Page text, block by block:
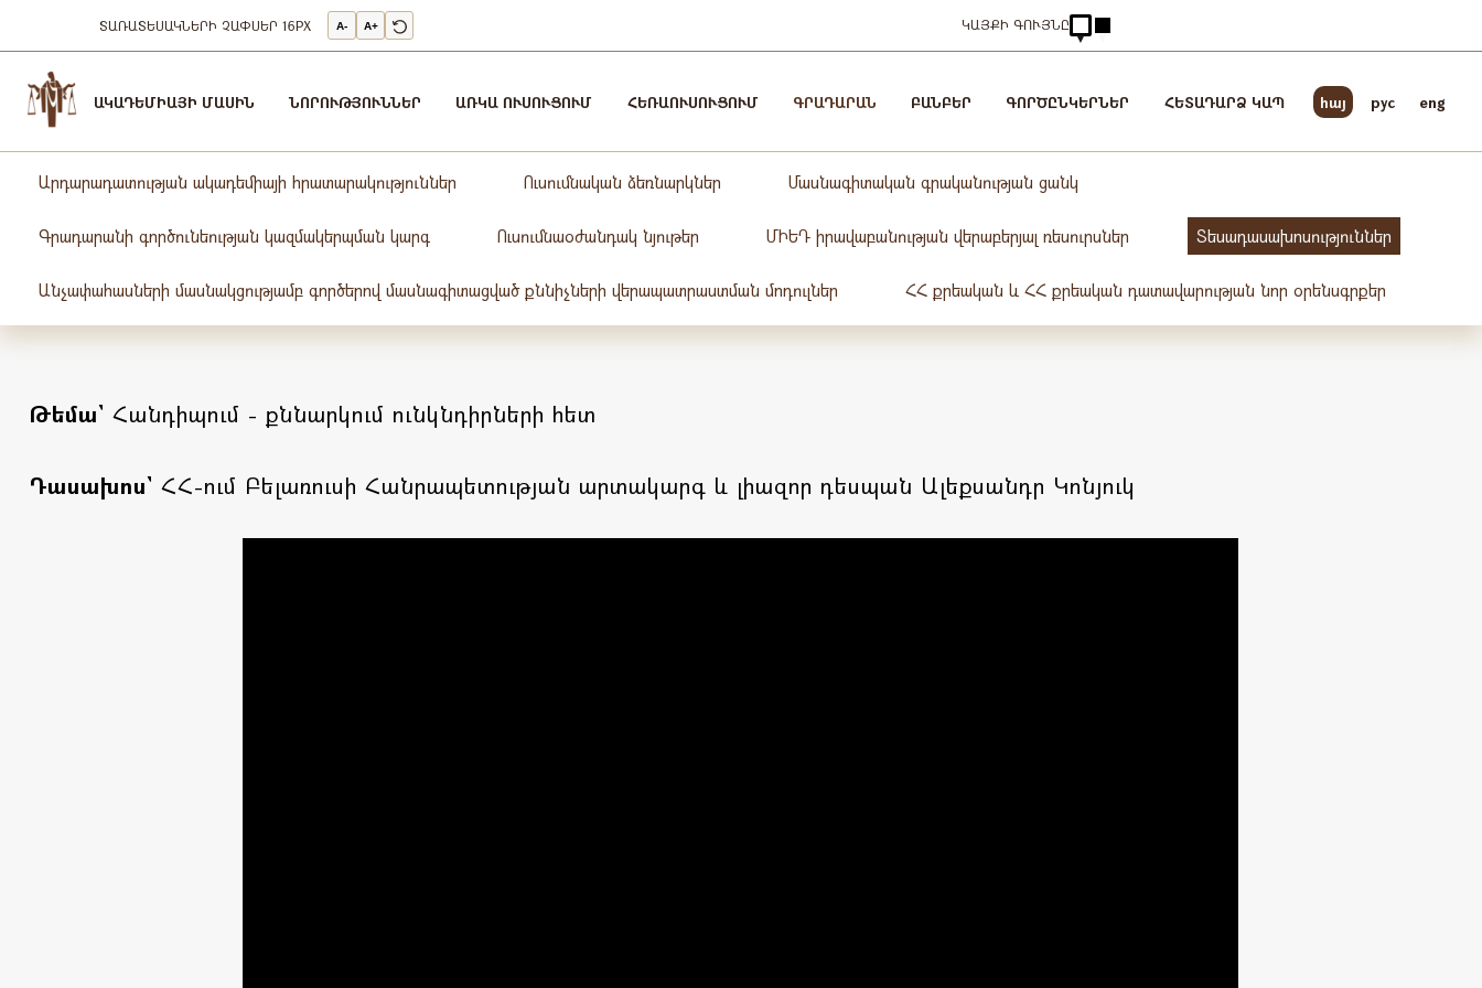
ՏԱՌԱՏԵՍԱԿՆԵՐԻ ՉԱՓՍԵՐ 16PX A- A+ ԿԱՅՔԻ ԳՈՒՅՆԸ
Ակադեմիա
-
ԱԿԱԴԵՄԻԱՅԻ ՄԱՍԻՆ ՆՈՐՈՒԹՅՈՒՆՆԵՐ ԱՌԿԱ ՈՒՍՈՒՑՈՒՄ ՀԵՌԱՈՒՍՈՒՑՈՒՄ ԳՐԱԴԱՐԱՆ ԲԱՆԲԵՐ ԳՈՐԾԸՆԿԵՐՆԵՐ ՀԵՏԱԴԱՐՁ ԿԱՊ հայ pyc eng
Արդարադատության ակադեմիայի հրատարակություններ Ուսումնական ձեռնարկներ Մասնագիտական գրականության ցանկ
Գրադարանի գործունեության կազմակերպման կարգ Ուսումնաօժանդակ նյութեր ՄԻԵԴ իրավաբանության վերաբերյալ ռեսուրսներ Տեսադասախոսություններ
Անչափահասների մասնակցությամբ գործերով մասնագիտացված քննիչների վերապատրաստման մոդուլներ ՀՀ քրեական և ՀՀ քրեական դատավարության նոր օրենսգրքեր
Թեմա` Հանդիպում - քննարկում ունկնդիրների հետ
Դասախոս` ՀՀ-ում Բելառուսի Հանրապետության արտակարգ և լիազոր դեսպան Ալեքսանդր Կոնյուկ